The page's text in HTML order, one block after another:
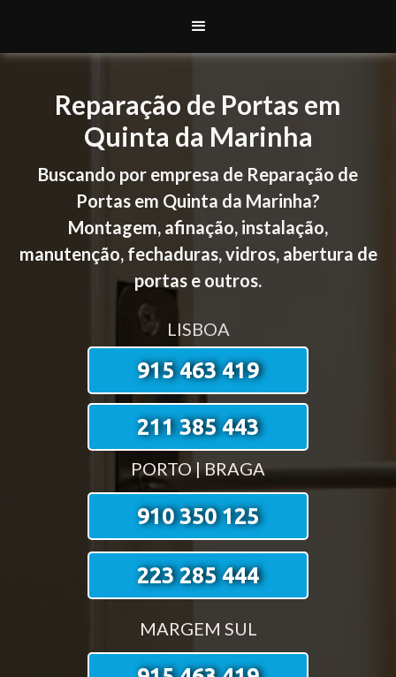
Reparação de Portas em
Quinta da Marinha
Buscando por empresa de Reparação de
Portas em Quinta da Marinha?
Montagem, afinação, instalação,
manutenção, fechaduras, vidros, abertura de
portas e outros.
LISBOA
915 463 419
211 385 443
PORTO | BRAGA
910 350 125
223 285 444
MARGEM SUL